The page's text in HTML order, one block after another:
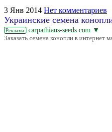
3 Янв 2014 Нет комментариев
Украинские семена
Реклама carpathians-seeds.com ▼
Заказать семена конопли в интернет